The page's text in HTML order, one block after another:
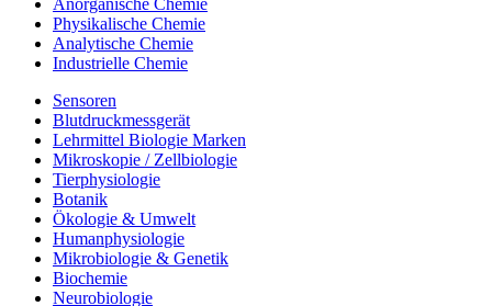
Anorganische Chemie
Physikalische Chemie
Analytische Chemie
Industrielle Chemie
Sensoren
Blutdruckmessgerät
Lehrmittel Biologie Marken
Mikroskopie / Zellbiologie
Tierphysiologie
Botanik
Ökologie & Umwelt
Humanphysiologie
Mikrobiologie & Genetik
Biochemie
Neurobiologie